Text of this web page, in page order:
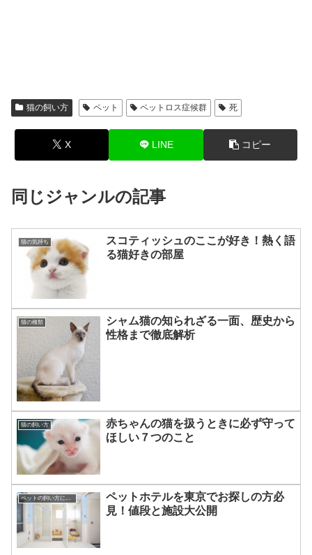
猫の飼い方 ペット ペットロス症候群 死
X LINE コピー
同じジャンルの記事
猫の気持ち
スコティッシュのここが好き！熱く語
る猫好きの部屋
猫の種類
シャム猫の知られざる一面、歴史から
性格まで徹底解析
猫の飼い方
赤ちゃんの猫を扱うときに必ず守って
ほしい７つのこと
ペットの飼い方について☆
ペットホテルを東京でお探しの方必
見！値段と施設大公開